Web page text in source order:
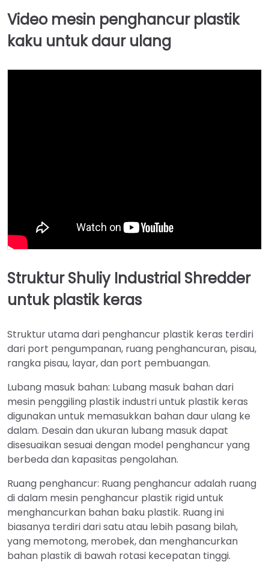
Video mesin penghancur plastik
kaku untuk daur ulang
Struktur Shuliy Industrial Shredder
untuk plastik keras
Struktur utama dari penghancur plastik keras terdiri
dari port pengumpanan, ruang penghancuran, pisau,
rangka pisau, layar, dan port pembuangan.
Lubang masuk bahan: Lubang masuk bahan dari
mesin penggiling plastik industri untuk plastik keras
digunakan untuk memasukkan bahan daur ulang ke
dalam. Desain dan ukuran lubang masuk dapat
disesuaikan sesuai dengan model penghancur yang
berbeda dan kapasitas pengolahan.
Ruang penghancur: Ruang penghancur adalah ruang
di dalam mesin penghancur plastik rigid untuk
menghancurkan bahan baku plastik. Ruang ini
biasanya terdiri dari satu atau lebih pasang bilah,
yang memotong, merobek, dan menghancurkan
bahan plastik di bawah rotasi kecepatan tinggi.